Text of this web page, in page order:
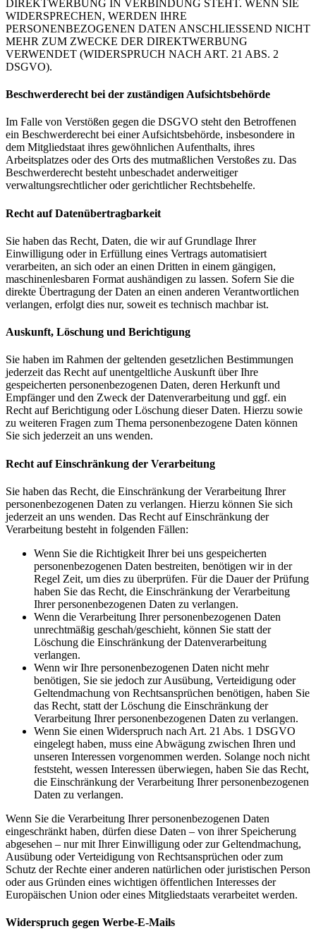
DIREKTWERBUNG IN VERBINDUNG STEHT. WENN SIE
WIDERSPRECHEN, WERDEN IHRE
PERSONENBEZOGENEN DATEN ANSCHLIESSEND NICHT
MEHR ZUM ZWECKE DER DIREKTWERBUNG
VERWENDET (WIDERSPRUCH NACH ART. 21 ABS. 2
DSGVO).
Beschwerde­recht bei der zuständigen Aufsichts­behörde
Im Falle von Verstößen gegen die DSGVO steht den Betroffenen
ein Beschwerderecht bei einer Aufsichtsbehörde, insbesondere in
dem Mitgliedstaat ihres gewöhnlichen Aufenthalts, ihres
Arbeitsplatzes oder des Orts des mutmaßlichen Verstoßes zu. Das
Beschwerderecht besteht unbeschadet anderweitiger
verwaltungsrechtlicher oder gerichtlicher Rechtsbehelfe.
Recht auf Daten­übertrag­barkeit
Sie haben das Recht, Daten, die wir auf Grundlage Ihrer
Einwilligung oder in Erfüllung eines Vertrags automatisiert
verarbeiten, an sich oder an einen Dritten in einem gängigen,
maschinenlesbaren Format aushändigen zu lassen. Sofern Sie die
direkte Übertragung der Daten an einen anderen Verantwortlichen
verlangen, erfolgt dies nur, soweit es technisch machbar ist.
Auskunft, Löschung und Berichtigung
Sie haben im Rahmen der geltenden gesetzlichen Bestimmungen
jederzeit das Recht auf unentgeltliche Auskunft über Ihre
gespeicherten personenbezogenen Daten, deren Herkunft und
Empfänger und den Zweck der Datenverarbeitung und ggf. ein
Recht auf Berichtigung oder Löschung dieser Daten. Hierzu sowie
zu weiteren Fragen zum Thema personenbezogene Daten können
Sie sich jederzeit an uns wenden.
Recht auf Einschränkung der Verarbeitung
Sie haben das Recht, die Einschränkung der Verarbeitung Ihrer
personenbezogenen Daten zu verlangen. Hierzu können Sie sich
jederzeit an uns wenden. Das Recht auf Einschränkung der
Verarbeitung besteht in folgenden Fällen:
Wenn Sie die Richtigkeit Ihrer bei uns gespeicherten
personenbezogenen Daten bestreiten, benötigen wir in der
Regel Zeit, um dies zu überprüfen. Für die Dauer der Prüfung
haben Sie das Recht, die Einschränkung der Verarbeitung
Ihrer personenbezogenen Daten zu verlangen.
Wenn die Verarbeitung Ihrer personenbezogenen Daten
unrechtmäßig geschah/geschieht, können Sie statt der
Löschung die Einschränkung der Datenverarbeitung
verlangen.
Wenn wir Ihre personenbezogenen Daten nicht mehr
benötigen, Sie sie jedoch zur Ausübung, Verteidigung oder
Geltendmachung von Rechtsansprüchen benötigen, haben Sie
das Recht, statt der Löschung die Einschränkung der
Verarbeitung Ihrer personenbezogenen Daten zu verlangen.
Wenn Sie einen Widerspruch nach Art. 21 Abs. 1 DSGVO
eingelegt haben, muss eine Abwägung zwischen Ihren und
unseren Interessen vorgenommen werden. Solange noch nicht
feststeht, wessen Interessen überwiegen, haben Sie das Recht,
die Einschränkung der Verarbeitung Ihrer personenbezogenen
Daten zu verlangen.
Wenn Sie die Verarbeitung Ihrer personenbezogenen Daten
eingeschränkt haben, dürfen diese Daten – von ihrer Speicherung
abgesehen – nur mit Ihrer Einwilligung oder zur Geltendmachung,
Ausübung oder Verteidigung von Rechtsansprüchen oder zum
Schutz der Rechte einer anderen natürlichen oder juristischen Person
oder aus Gründen eines wichtigen öffentlichen Interesses der
Europäischen Union oder eines Mitgliedstaats verarbeitet werden.
Widerspruch gegen Werbe-E-Mails